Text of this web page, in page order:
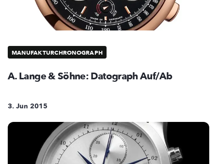
MANUFAKTURCHRONOGRAPH
A. Lange & Söhne: Datograph Auf/Ab
3. Jun 2015